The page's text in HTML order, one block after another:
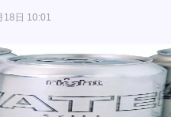
18日 10:01